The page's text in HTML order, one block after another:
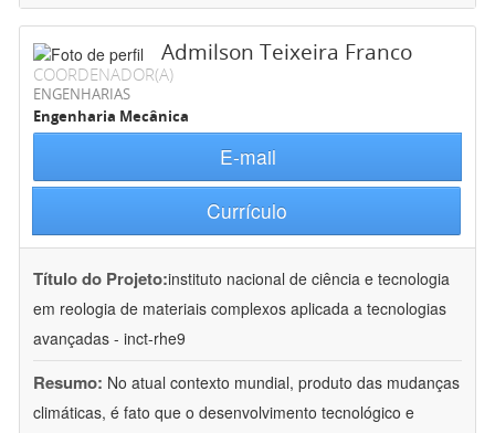
Admilson Teixeira Franco
COORDENADOR(A)
ENGENHARIAS
Engenharia Mecânica
E-mail
Currículo
Título do Projeto:instituto nacional de ciência e tecnologia
em reologia de materiais complexos aplicada a tecnologias
avançadas - inct-rhe9
Resumo: No atual contexto mundial, produto das mudanças
climáticas, é fato que o desenvolvimento tecnológico e